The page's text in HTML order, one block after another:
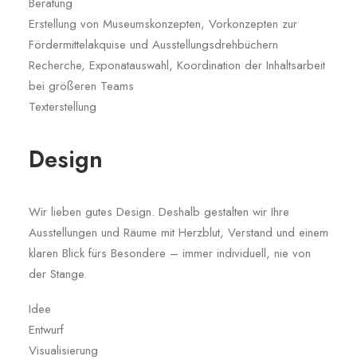
Erstellung von Museumskonzepten, Vorkonzepten zur
Fördermittelakquise und Ausstellungsdrehbüchern
Recherche, Exponatauswahl, Koordination der Inhaltsarbeit
bei größeren Teams
Texterstellung
Design
Wir lieben gutes Design. Deshalb gestalten wir Ihre
Ausstellungen und Räume mit Herzblut, Verstand und einem
klaren Blick fürs Besondere – immer individuell, nie von
der Stange.
Idee
Entwurf
Visualisierung